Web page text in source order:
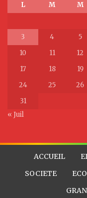
L M M
3
4 5
10
11 12
17
18 19
24
25 26
31
« Juil
ACCUEIL
SOCIETE